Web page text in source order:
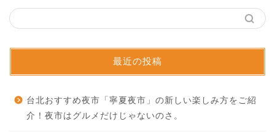
最近の投稿
台北おすすめ夜市「寧夏夜市」の新しい楽しみ方をご紹
介！夜市はグルメだけじゃないのさ。